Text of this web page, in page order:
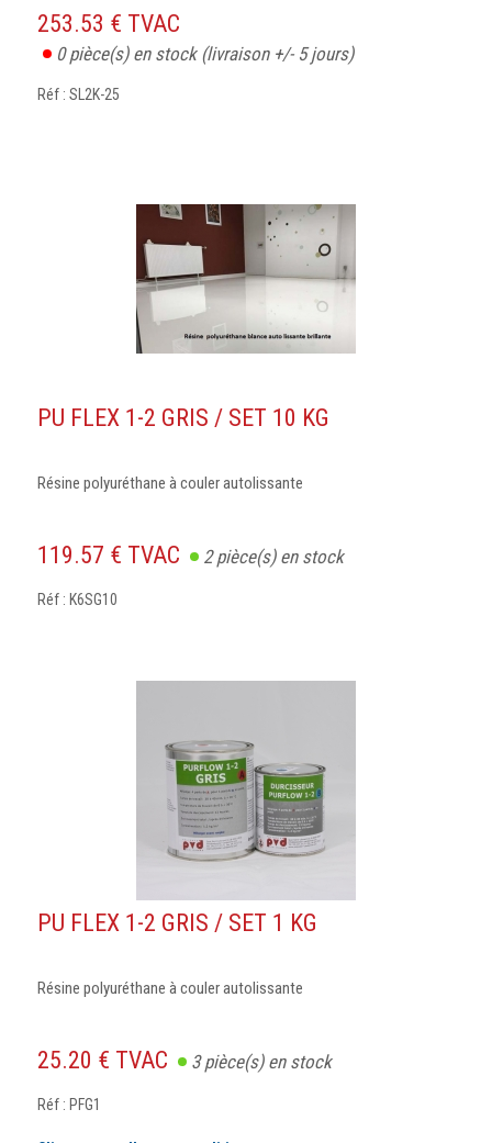
253.53 € TVAC
0pièce(s) en stock (livraison +/- 5 jours)
Réf : SL2K-25
PU FLEX 1-2 GRIS / SET 10 KG
Résine polyuréthane à couler autolissante
119.57 € TVAC 2pièce(s) en stock
Réf : K6SG10
PU FLEX 1-2 GRIS / SET 1 KG
Résine polyuréthane à couler autolissante
25.20 € TVAC 3pièce(s) en stock
Réf : PFG1